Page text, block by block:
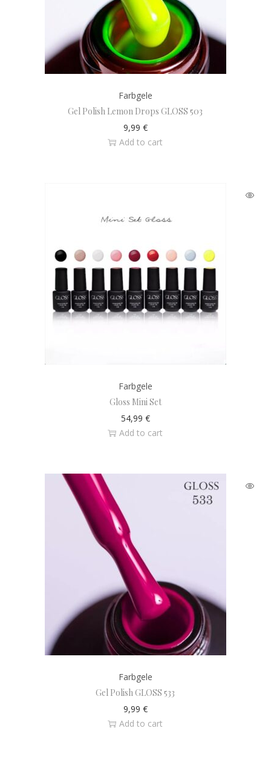
Farbgele
Gel Polish Lemon Drops GLOSS 503
9,99 €
Add to cart
Farbgele
Gloss Mini Set
54,99 €
Add to cart
Farbgele
Gel Polish GLOSS 533
9,99 €
Add to cart